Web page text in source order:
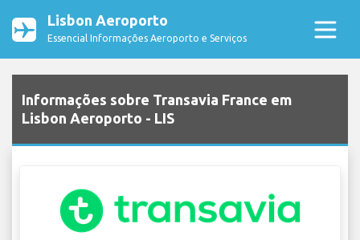
Lisbon Aeroporto
Essencial Informações Aeroporto e Serviços
Informações sobre Transavia France em
Lisbon Aeroporto - LIS